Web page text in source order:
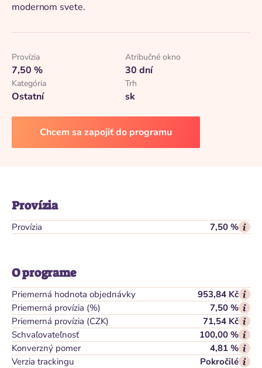
modernom svete.
Provízia
7,50 %
Atribučné okno
30 dní
Kategória
Ostatní
Trh
sk
Chcem sa zapojiť do programu
Provízia
Provízia 7,50 %
O programe
Priemerná hodnota objednávky
953,84 Kč
Priemerná provízia (%)
7,50 %
Priemerná provízia (CZK)
71,54 Kč
Schvaľovateľnosť
100,00 %
Konverzný pomer
4,81 %
Verzia trackingu
Pokročilé